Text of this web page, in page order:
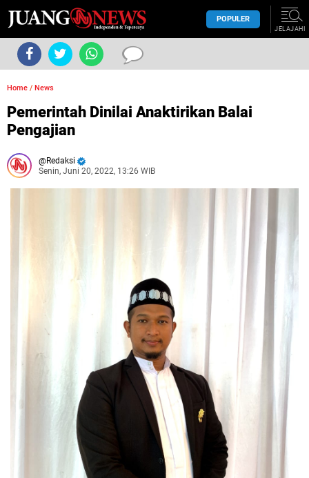
POPULER
JELAJAHI
Home / News
Pemerintah Dinilai Anaktirikan Balai
Pengajian
Redaksi
Senin, Juni 20, 2022, 13:26 WIB